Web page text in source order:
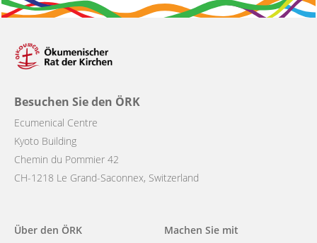
Besuchen Sie den ÖRK
Ecumenical Centre
Kyoto Building
Chemin du Pommier 42
CH-1218 Le Grand-Saconnex, Switzerland
Main
Über den ÖRK Machen Sie mit